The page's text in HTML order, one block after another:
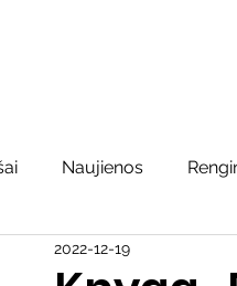
Naujienos
darbai
2022-12-19